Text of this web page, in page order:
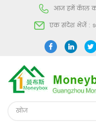
आज हमें कॅाल
एक संदेश भेजें :